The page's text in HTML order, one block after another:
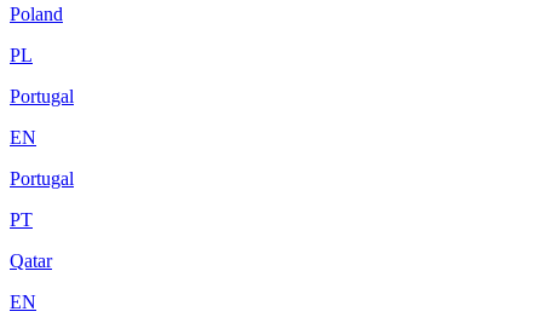
Poland
PL
Portugal
EN
Portugal
PT
Qatar
EN